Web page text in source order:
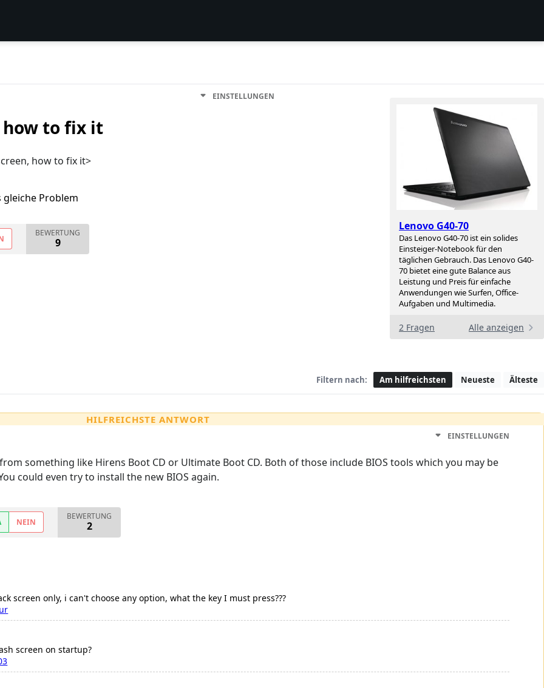
Lenovo G40-70
Das Lenovo G40-70 ist ein solides
Einsteiger-Notebook für den
täglichen Gebrauch. Das Lenovo G40-
70 bietet eine gute Balance aus
Leistung und Preis für einfache
Anwendungen wie Surfen, Office-
Aufgaben und Multimedia.
2 Fragen Alle anzeigen
EINSTELLUNGEN
how to fix it
how to fix it>
gleiche Problem
BEWERTUNG
9
Filtern nach: Am hilfreichsten Neueste Älteste
HILFREICHSTE ANTWORT
EINSTELLUNGEN
something like Hirens Boot CD or Ultimate Boot CD. Both of those include BIOS tools which you may be
could even try to install the new BIOS again.
NEIN
BEWERTUNG
2
screen only, i can't choose any option, what the key I must press???
screen on startup?